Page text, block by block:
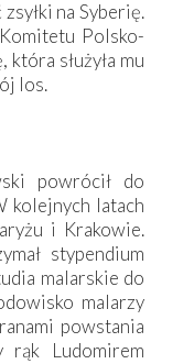
na Syberię.
Polsko-
służyła mu
los.
powrócił do
kolejnych latach
i Krakowie.
stypendium
malarskie do
malarzy
powstania
rąk Ludomirem